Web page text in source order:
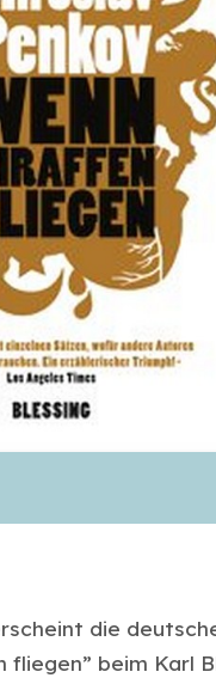
die
fliegen” beim Karl